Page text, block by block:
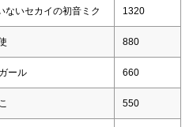
いセカイの初音ミク 1320
880
ール 660
550